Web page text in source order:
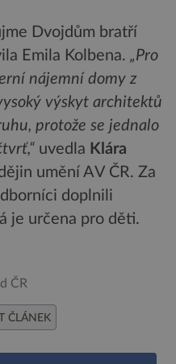
Dvojdům bratří
Emila Kolbena. „Pro
nájemní domy z
výskyt architektů
protože se jednalo
uvedla Klára
umění AV ČR. Za
doplnili
je určena pro děti.
ČR
ČLÁNEK